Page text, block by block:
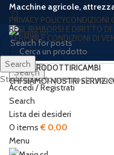
Macchine agricole,
PRIVACY POLICYCONDIZIONI
RESI, RIMBORSI E DIRITTO DI
TERMINI E CONDIZIONI DI
Search
Accedi / Registrati
Search
Lista dei desideri
0 items € 0,00
Menu
HOME PRODOTTIRICAMBI
CHI SIAMOI NOSTRI SERVIZI
Search
Start typing to see posts you